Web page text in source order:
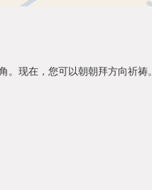
现在，您可以朝朝拜方向祈祷。